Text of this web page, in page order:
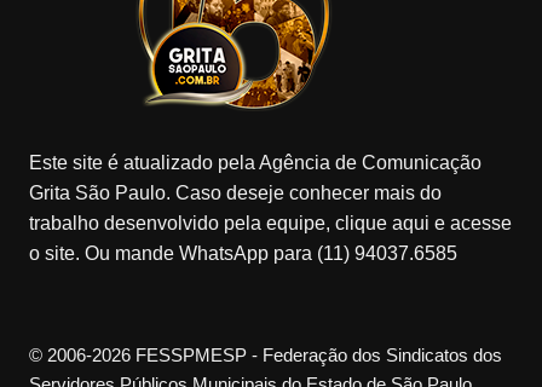
Este site é atualizado pela Agência de Comunicação
Grita São Paulo. Caso deseje conhecer mais do
trabalho desenvolvido pela equipe, clique aqui e acesse
o site. Ou mande WhatsApp para (11) 94037.6585
© 2006-2026 FESSPMESP - Federação dos Sindicatos dos